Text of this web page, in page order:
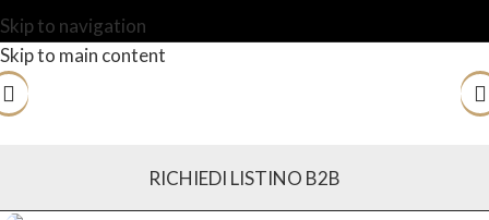
Skip to navigation
Skip to main content
RICHIEDI LISTINO B2B